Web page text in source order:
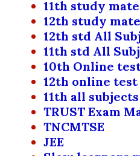
11th study
12th study
12th std All
11th std All
10th Online
12th online test
11th all
TRUST Exam
TNCMTSE
JEE